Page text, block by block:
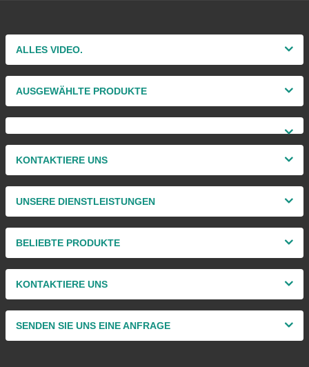
ALLES VIDEO.
AUSGEWÄHLTE PRODUKTE
KONTAKTIERE UNS
UNSERE DIENSTLEISTUNGEN
BELIEBTE PRODUKTE
KONTAKTIERE UNS
SENDEN SIE UNS EINE ANFRAGE